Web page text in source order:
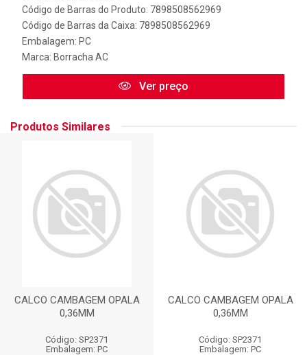
Código de Barras do Produto: 7898508562969
Código de Barras da Caixa: 7898508562969
Embalagem: PC
Marca: Borracha AC
Ver preço
Produtos Similares
CALCO CAMBAGEM OPALA
0,36MM
Código: SP2371
Embalagem: PC
CALCO CAMBAGEM OPALA
0,36MM
Código: SP2371
Embalagem: PC